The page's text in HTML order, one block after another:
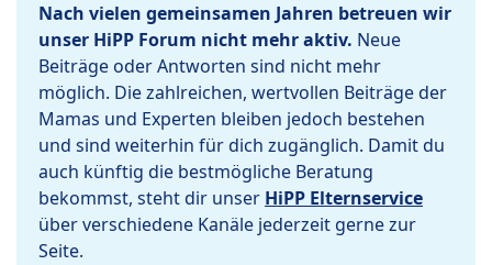
Nach vielen gemeinsamen Jahren betreuen wir
unser HiPP Forum nicht mehr aktiv. Neue
Beiträge oder Antworten sind nicht mehr
möglich. Die zahlreichen, wertvollen Beiträge der
Mamas und Experten bleiben jedoch bestehen
und sind weiterhin für dich zugänglich. Damit du
auch künftig die bestmögliche Beratung
bekommst, steht dir unser HiPP Elternservice
über verschiedene Kanäle jederzeit gerne zur
Seite.